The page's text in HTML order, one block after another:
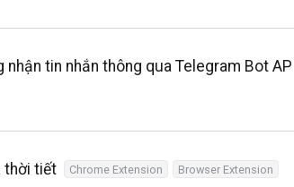
tin nhắn thông qua Telegram Bot
thời tiết Chrome Extension Browser Extension